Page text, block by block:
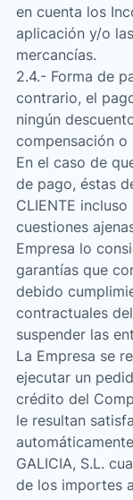
en cuenta los
aplicación y/o
mercancías.
2.4.- Forma de
contrario, el
ningún
compensación o
En el caso de
de pago, éstas
CLIENTE
cuestiones
Empresa lo
garantías que
debido
contractuales
suspender las
La Empresa se
ejecutar un
crédito del
le resultan
GALICIA, S.L.
de los importes